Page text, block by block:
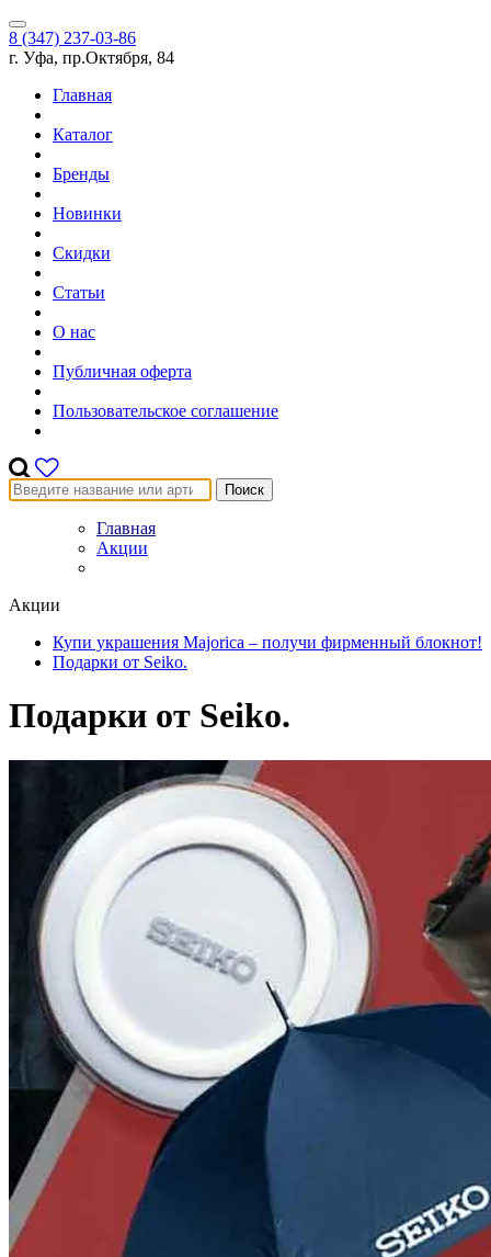
8 (347) 237-03-86
г. Уфа, пр.Октября, 84
Главная
Каталог
Бренды
Новинки
Скидки
Статьи
О нас
Публичная оферта
Пользовательское соглашение
Поиск
Главная
Акции
Акции
Купи украшения Majorica – получи фирменный блокнот!
Подарки от Seiko.
Подарки от Seiko.